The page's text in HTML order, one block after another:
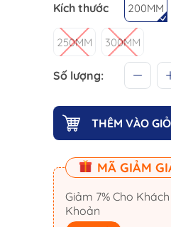
Thảm Lót Sàn Cano
Bàn Ghế Cano
Kích thước 200MM
250MM 300MM
Số lượng:
THÊM VÀO GIỎ
MÃ GIẢM
Giảm 7% Cho
Khoản